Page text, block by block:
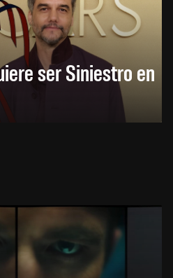
ser Siniestro en